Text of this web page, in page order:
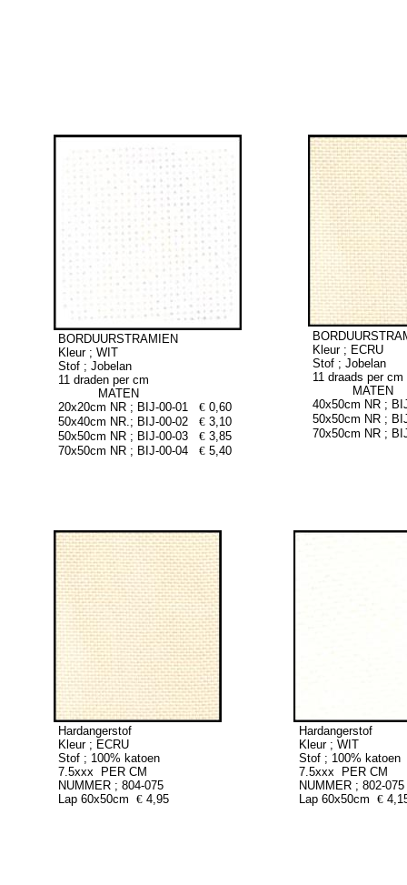
Hardangerstof
Kleur ; ECRU
Stof ; 100% katoen
7.5xxx PER CM
NUMMER ; 804-075
Lap 60x50cm €4,95
Hardangerstof
Kleur ; WIT
Stof ; 100% katoen
7.5xxx PER CM
NUMMER ; 802-075
Lap 60x50cm €
Kleur ; ECRU
Stof ; Jobelan
11 draads per cm
MATEN
40x50cm NR ;
50x50cm NR ;
70x50cm NR ;
BORDUURSTRAMIEN
Kleur ; WIT
Stof ; Jobelan
11 draden per cm
MATEN
20x20cm NR ; BIJ-00-01 €0,60
50x40cm NR.; BIJ-00-02 €3,10
50x50cm NR ; BIJ-00-03 €3,85
70x50cm NR ; BIJ-00-04 €5,40